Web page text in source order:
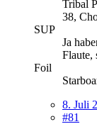
Tribal
38,
SUP
Ja
Flaute,
Foil
8. Juli
#81